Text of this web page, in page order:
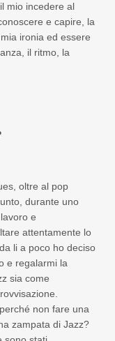
mio incedere al
e capire, la
ironia ed essere
il ritmo, la
oltre al pop
durante uno
e
attentamente lo
li a poco ho deciso
e regalarmi la
sia come
non fare una
zampata di Jazz?